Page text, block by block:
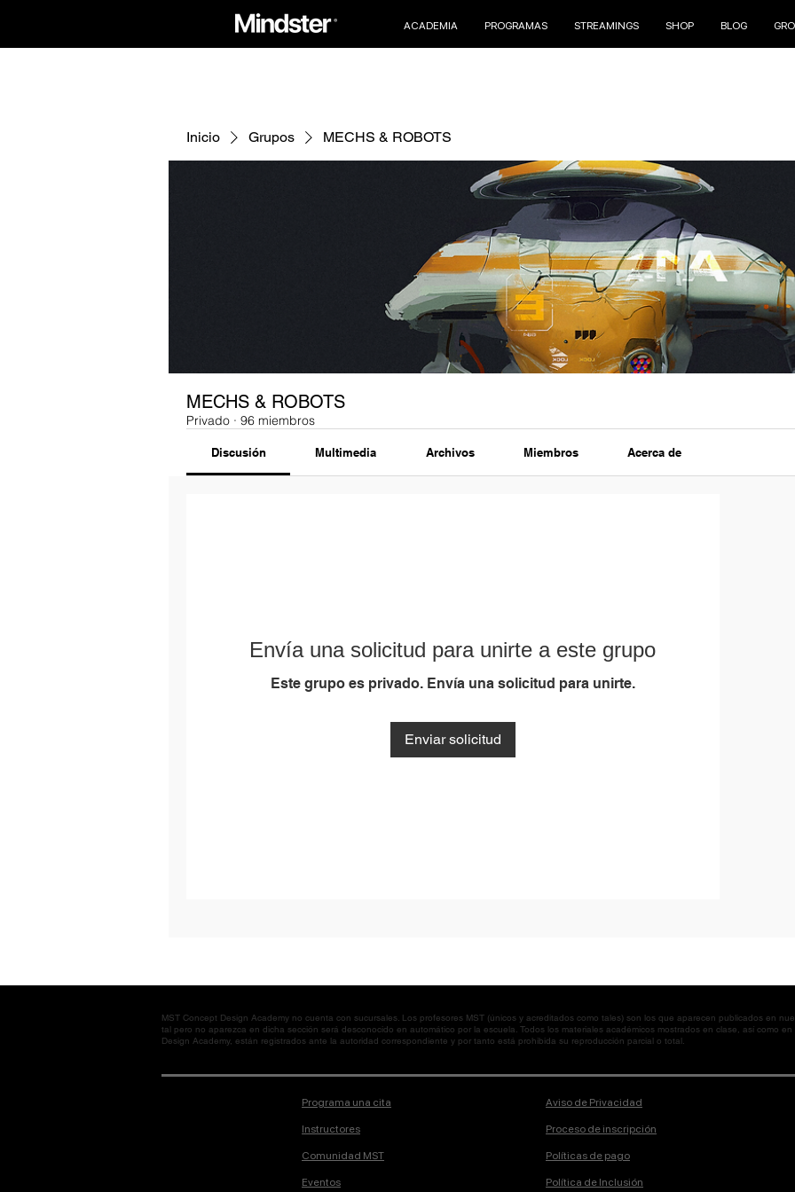
ACADEMIA PROGRAMAS STREAMINGS SHOP BLOG
Inicio Grupos MECHS & ROBOTS
MECHS & ROBOTS
Privado · 96 miembros
Discusión Multimedia Archivos Miembros Acerca de
Envía una solicitud para unirte a este grupo
Este grupo es privado. Envía una solicitud para unirte.
Enviar solicitud
MST Concept Design Academy no cuenta con sucursales. Los profesores MST (únicos y acreditados como tales) son los que aparecen publicados en
tal pero no aparezca en dicha sección será desconocido en automático por la escuela. Todos los materiales académicos mostrados en clase, así como
Design Academy, están registrados ante la autoridad correspondiente y por tanto está prohibida su reproducción parcial o total.
Programa una cita
Instructores
Comunidad MST
Eventos
Aviso de Privacidad
Proceso de inscripción
Políticas de pago
Política de Inclusión